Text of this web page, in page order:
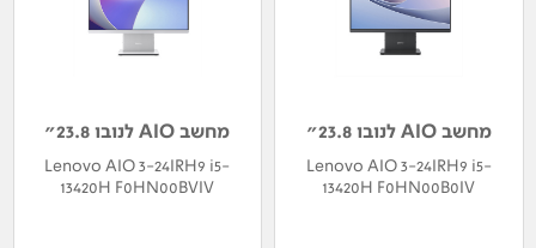
מחשב AIO לנובו 23.8"
Lenovo AIO 3-24IRH9 i5-
13420H F0HN00B0IV
מחשב AIO לנובו 23.8"
Lenovo AIO 3-24IRH9 i5-
13420H F0HN00BVIV